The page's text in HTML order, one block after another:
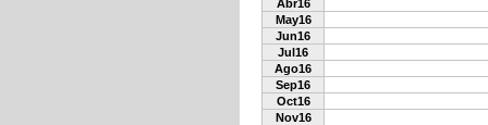
Abr16
May16
Jun16
Jul16
Ago16
Sep16
Oct16
Nov16